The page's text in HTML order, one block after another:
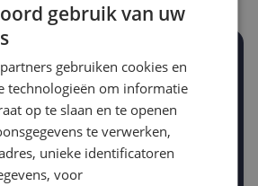
en mis geen prijsdaling
de prijs zakt
bedrag
gebruik van uw
gebruiken cookies en
technologieën om informatie
op te slaan en te openen
te verwerken,
unieke identificatoren
voor